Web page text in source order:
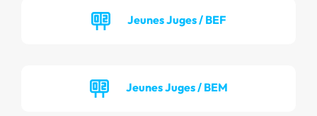
Jeunes Juges / BEF
Jeunes Juges / BEM